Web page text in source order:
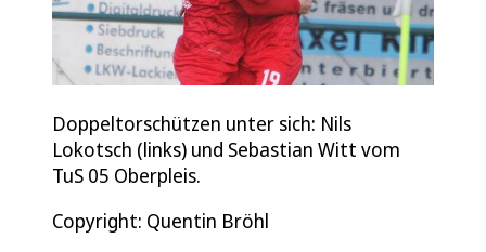
Doppeltorschützen unter sich: Nils
Lokotsch (links) und Sebastian Witt vom
TuS 05 Oberpleis.
Copyright: Quentin Bröhl